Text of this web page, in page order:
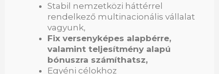
Stabil nemzetközi háttérrel
rendelkező multinacionális vállalat
vagyunk,
Fix versenyképes alapbérre,
valamint teljesítmény alapú
bónuszra számíthatsz,
Egyéni célokhoz